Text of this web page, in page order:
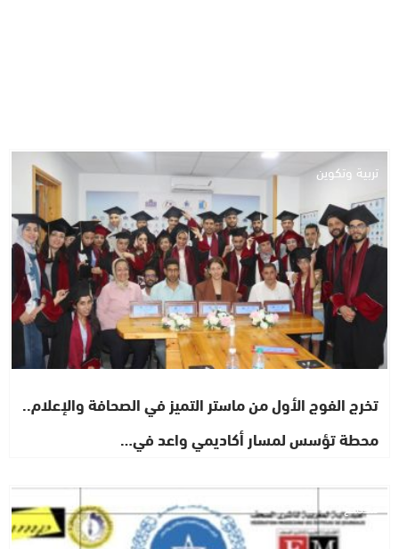
تربية وتكوين
تخرج الفوج الأول من ماستر التميز في الصحافة والإعلام..
محطة تؤسس لمسار أكاديمي واعد في…
مجتمع